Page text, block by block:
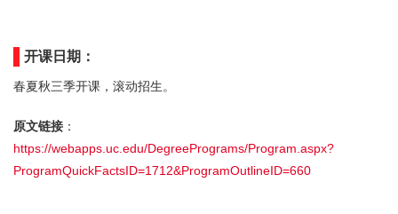
开课日期：
春夏秋三季开课，滚动招生。
原文链接 ：
https://webapps.uc.edu/DegreePrograms/Program.aspx?
ProgramQuickFactsID=1712&ProgramOutlineID=660